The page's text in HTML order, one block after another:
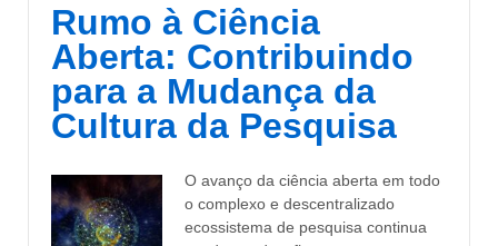
Rumo à Ciência
Aberta: Contribuindo
para a Mudança da
Cultura da Pesquisa
O avanço da ciência aberta em todo
o complexo e descentralizado
ecossistema de pesquisa continua